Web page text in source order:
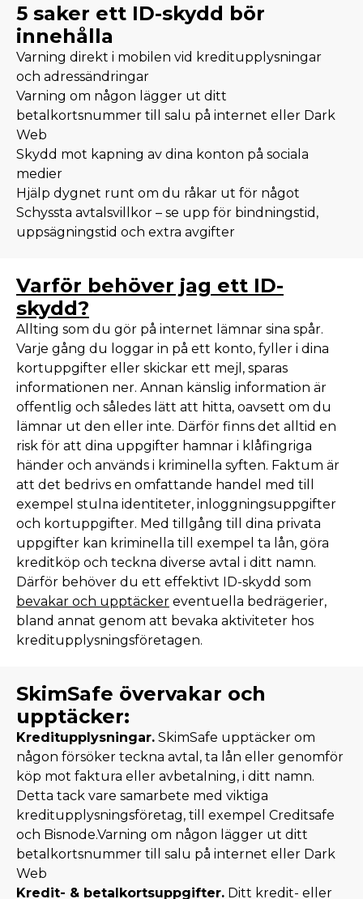
5 saker ett ID-skydd bör
innehålla
Varning direkt i mobilen vid kreditupplysningar
och adressändringar
Varning om någon lägger ut ditt
betalkortsnummer till salu på internet eller Dark
Web
Skydd mot kapning av dina konton på sociala
medier
Hjälp dygnet runt om du råkar ut för något
Schyssta avtalsvillkor – se upp för bindningstid,
uppsägningstid och extra avgifter
Varför behöver jag ett ID-
skydd?
Allting som du gör på internet lämnar sina spår.
Varje gång du loggar in på ett konto, fyller i dina
kortuppgifter eller skickar ett mejl, sparas
informationen ner. Annan känslig information är
offentlig och således lätt att hitta, oavsett om du
lämnar ut den eller inte. Därför finns det alltid en
risk för att dina uppgifter hamnar i klåfingriga
händer och används i kriminella syften. Faktum är
att det bedrivs en omfattande handel med till
exempel stulna identiteter, inloggningsuppgifter
och kortuppgifter. Med tillgång till dina privata
uppgifter kan kriminella till exempel ta lån, göra
kreditköp och teckna diverse avtal i ditt namn.
Därför behöver du ett effektivt ID-skydd som
bevakar och upptäcker eventuella bedrägerier,
bland annat genom att bevaka aktiviteter hos
kreditupplysningsföretagen.
SkimSafe övervakar och
upptäcker:
Kreditupplysningar. SkimSafe upptäcker om
någon försöker teckna avtal, ta lån eller genomför
köp mot faktura eller avbetalning, i ditt namn.
Detta tack vare samarbete med viktiga
kreditupplysningsföretag, till exempel Creditsafe
och Bisnode.Varning om någon lägger ut ditt
betalkortsnummer till salu på internet eller Dark
Web
Kredit- & betalkortsuppgifter. Ditt kredit- eller